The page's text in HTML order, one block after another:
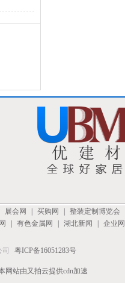
展会网 | 买购网 | 整装定制博览会
| 有色金属网 | 湖北新闻 | 企业网
粤ICP备16051283号
网站由又拍云提供cdn加速